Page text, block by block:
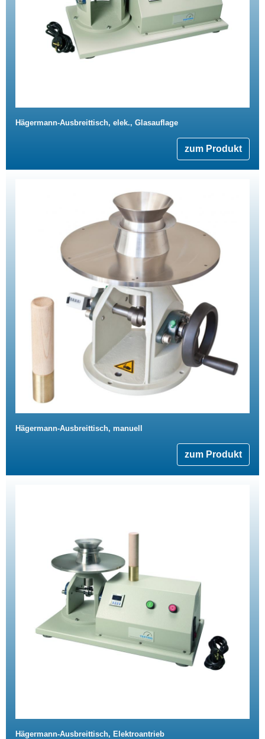
Hägermann-Ausbreittisch, elek., Glasauflage
zum Produkt
Hägermann-Ausbreittisch, manuell
zum Produkt
Hägermann-Ausbreittisch, Elektroantrieb